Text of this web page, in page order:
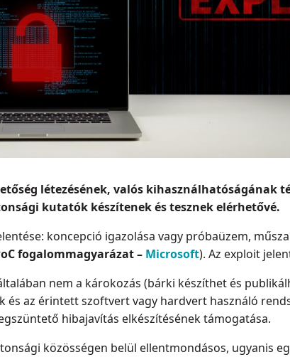
létezésének, valós kihasználhatóságának
kutatók készítenek és tesznek elérhetővé.
koncepció igazolása vagy próbaüzem,
fogalommagyarázat – Microsoft). Az exploit
nem a károkozás (bárki készíthet és
és az érintett szoftvert vagy hardvert használó
hibajavítás elkészítésének támogatása.
közösségen belül ellentmondásos, ugyanis